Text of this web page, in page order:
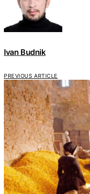
Ivan Budnik
PREVIOUS ARTICLE